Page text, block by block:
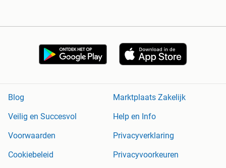
Blog
Marktplaats Zakelijk
Veilig en Succesvol
Help en Info
Voorwaarden
Privacyverklaring
Cookiebeleid
Privacyvoorkeuren